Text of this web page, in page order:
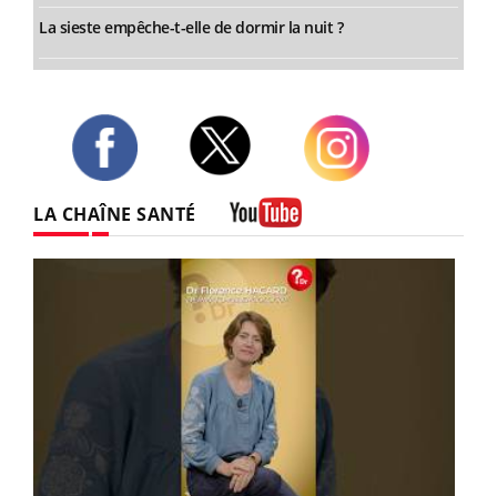
La sieste empêche-t-elle de dormir la nuit ?
LA CHAÎNE SANTÉ